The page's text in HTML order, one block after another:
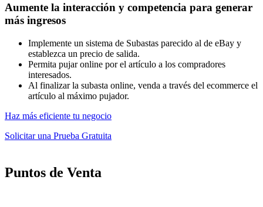
Aumente la interacción y competencia para generar
más ingresos
Implemente un sistema de Subastas parecido al de eBay y
establezca un precio de salida.
Permita pujar online por el artículo a los compradores
interesados.
Al finalizar la subasta online, venda a través del ecommerce el
artículo al máximo pujador.
Haz más eficiente tu negocio
Solicitar una Prueba Gratuita
Puntos de Venta